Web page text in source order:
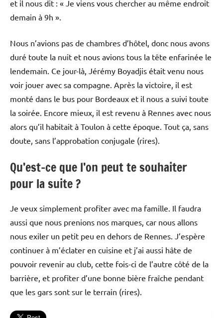
et il nous dit : « Je viens vous chercher au même endroit
demain à 9h ».
Nous n’avions pas de chambres d’hôtel, donc nous avons
duré toute la nuit et nous avions tous la tête enfarinée le
lendemain. Ce jour-là, Jérémy Boyadjis était venu nous
voir jouer avec sa compagne. Après la victoire, il est
monté dans le bus pour Bordeaux et il nous a suivi toute
la soirée. Encore mieux, il est revenu à Rennes avec nous
alors qu’il habitait à Toulon à cette époque. Tout ça, sans
doute, sans l’approbation conjugale (rires).
Qu’est-ce que l’on peut te souhaiter
pour la suite ?
Je veux simplement profiter avec ma famille. Il faudra
aussi que nous prenions nos marques, car nous allons
nous exiler un petit peu en dehors de Rennes. J’espère
continuer à m’éclater en cuisine et j’ai aussi hâte de
pouvoir revenir au club, cette fois-ci de l’autre côté de la
barrière, et profiter d’une bonne bière fraîche pendant
que les gars sont sur le terrain (rires).